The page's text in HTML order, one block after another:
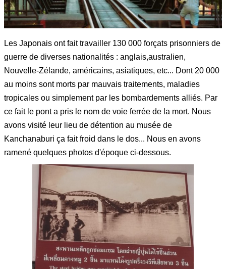
Les Japonais ont fait travailler 130 000 forçats prisonniers de
guerre de diverses nationalités : anglais,australien,
Nouvelle-Zélande, américains, asiatiques, etc... Dont 20 000
au moins sont morts par mauvais traitements, maladies
tropicales ou simplement par les bombardements alliés. Par
ce fait le pont a pris le nom de voie ferrée de la mort. Nous
avons visité leur lieu de détention au musée de
Kanchanaburi ça fait froid dans le dos... Nous en avons
ramené quelques photos d'époque ci-dessous.